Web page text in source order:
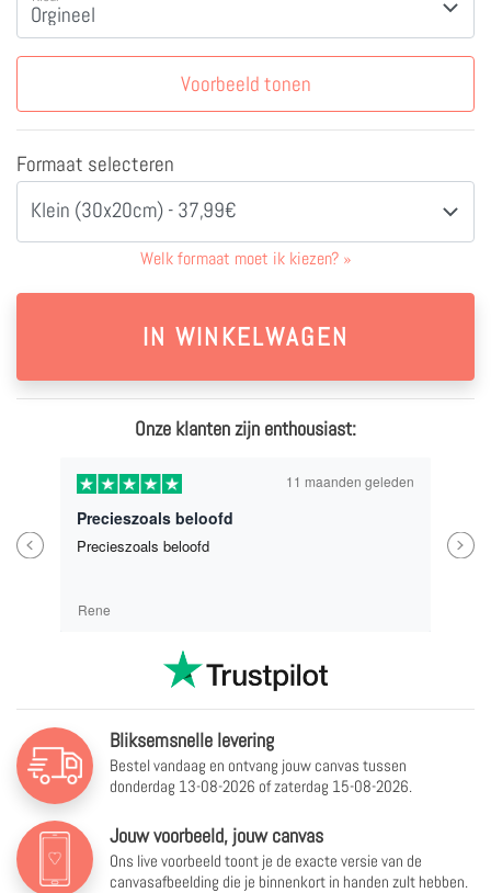
Voorbeeld tonen
Formaat selecteren
Klein (30x20cm) - 37,99€
Welk formaat moet ik kiezen? »
Onze klanten zijn enthousiast:
Previous
11 maanden geleden
Precieszoals beloofd
Precieszoals beloofd
Rene
Next
Bliksemsnelle levering
Bestel vandaag en ontvang jouw canvas tussen
donderdag 13-08-2026 of zaterdag 15-08-2026.
Jouw voorbeeld, jouw canvas
Ons live voorbeeld toont je de exacte versie van de
canvasafbeelding die je binnenkort in handen zult hebben.